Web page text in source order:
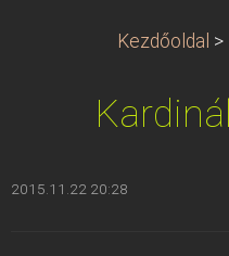
Kezdőoldal >
2015.11.22 20:28